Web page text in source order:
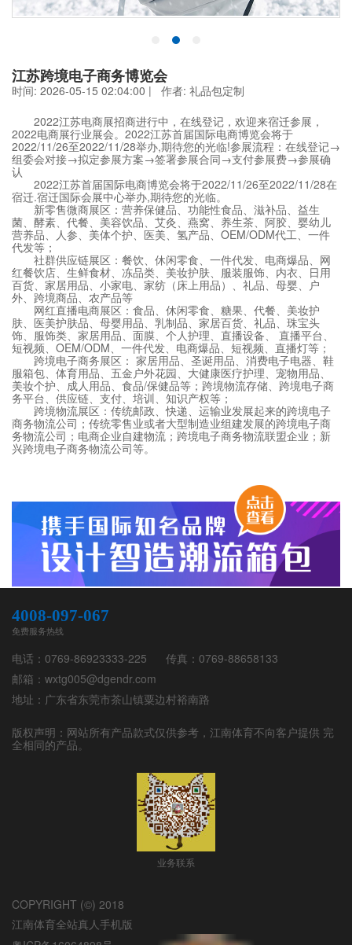
江苏跨境电子商务博览会
时间: 2026-05-15 02:04:00 | 作者: 礼品包定制
2022江苏电商展招商进行中，在线登记，欢迎来宿迁参展，
2022电商展行业展会。2022江苏首届国际电商博览会将于
2022/11/26至2022/11/28举办,期待您的光临!参展流程：在线登记→
组委会对接→拟定参展方案→签署参展合同→支付参展费→参展确
认
2022江苏首届国际电商博览会将于2022/11/26至2022/11/28在
宿迁.宿迁国际会展中心举办,期待您的光临。
新零售微商展区：营养保健品、功能性食品、滋补品、益生
菌、酵素、代餐、美容饮品、艾灸、燕窝、养生茶、阿胶、婴幼儿
营养品、人参、美体个护、医美、氢产品、OEM/ODM代工、一件
代发等；
社群供应链展区：餐饮、休闲零食、一件代发、电商爆品、网
红餐饮店、生鲜食材、冻品类、美妆护肤、服装服饰、内衣、日用
百货、家居用品、小家电、家纺（床上用品）、礼品、母婴、户
外、跨境商品、农产品等
网红直播电商展区：食品、休闲零食、糖果、代餐、美妆护
肤、医美护肤品、母婴用品、乳制品、家居百货、礼品、珠宝头
饰、服饰类、家居用品、面膜、个人护理、直播设备、 直播平台、
短视频、OEM/ODM、一件代发、电商爆品、短视频、直播灯等；
跨境电子商务展区： 家居用品、圣诞用品、消费电子电器、鞋
服箱包、体育用品、五金户外花园、大健康医疗护理、宠物用品、
美妆个护、成人用品、食品/保健品等；跨境物流存储、跨境电子商
务平台、供应链、支付、培训、知识产权等；
跨境物流展区：传统邮政、快递、运输业发展起来的跨境电子
商务物流公司；传统零售业或者大型制造业组建发展的跨境电子商
务物流公司；电商企业自建物流；跨境电子商务物流联盟企业；新
兴跨境电子商务物流公司等。
电话： 0769-86923333-225 传真： 0769-88658133
邮箱： wxtg005@dgendr.com
地址： 广东省东莞市茶山镇粟边村裕南路
版权声明：网站所有产品款式仅供参考， 江南体育不向客户提供 完
全相同的产品。
4008-097-067
免费服务热线
业务联系
COPYRIGHT (©) 2018
江南体育全站真人手机版